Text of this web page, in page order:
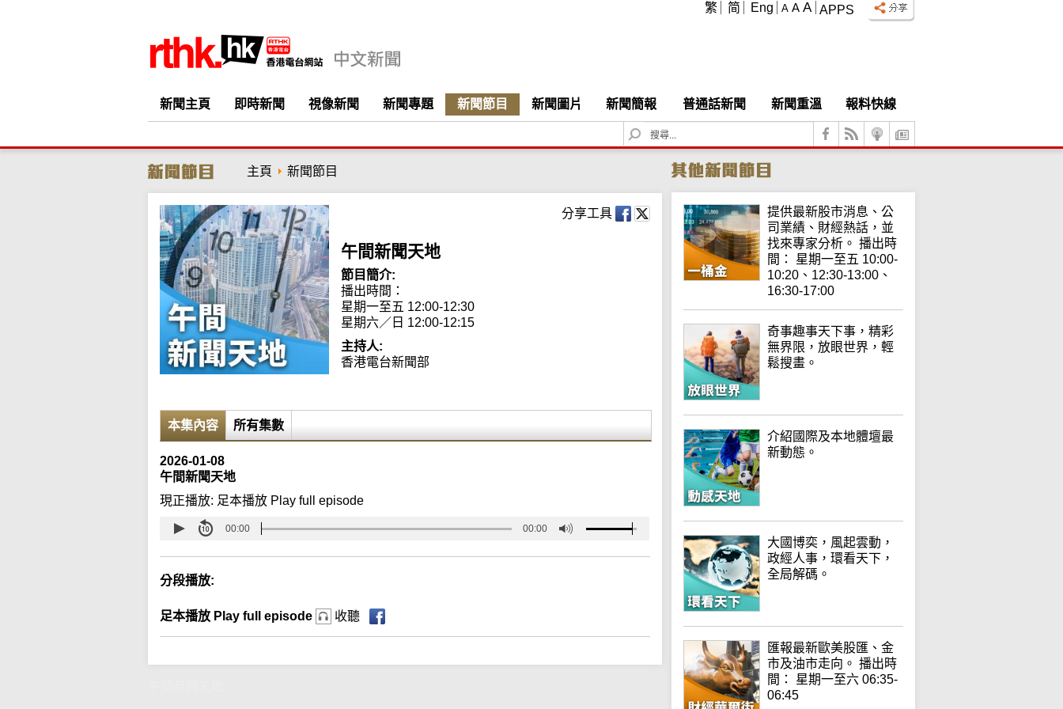
APPS
A A A
繁 简 Eng
新聞主頁 即時新聞 視像新聞 新聞專題 新聞節目 新聞圖片 新聞簡報 普通話新聞 新聞重溫
報料快線
S
e
c
h
主頁 新聞節目
分享工具
午間新聞天地
節目簡介:
播出時間：
星期一至五 12:00-12:30
星期六／日 12:00-12:15
主持人:
香港電台新聞部
本集內容 所有集數
2026-01-08
午間新聞天地
現正播放: 足本播放 Play full episode
00:00 00:00
分段播放:
足本播放 Play full episode 收聽
提供最新股市消息、公
司業績、財經熱話，並
找來專家分析。 播出時
間： 星期一至五 10:00-
10:20、12:30-13:00、
16:30-17:00
奇事趣事天下事，精彩
無界限，放眼世界，輕
鬆搜畫。
介紹國際及本地體壇最
新動態。
大國博奕，風起雲動，
政經人事，環看天下，
全局解碼。
匯報最新歐美股匯、金
市及油市走向。 播出時
間： 星期一至六 06:35-
06:45